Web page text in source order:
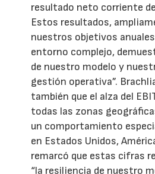
resultado neto corriente
Estos resultados,
nuestros objetivos anuales
entorno complejo,
de nuestro modelo y
gestión operativa”.
también que el alza del
todas las zonas
un comportamiento
en Estados Unidos,
remarcó que estas cifras
“la resiliencia de nuestro